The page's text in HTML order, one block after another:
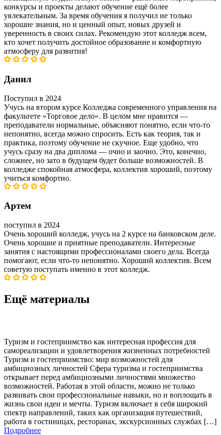
конкурсы и проекты делают обучение ещё более
увлекательным. За время обучения я получил не только
хорошие знания, но и ценный опыт, новых друзей и
уверенность в своих силах. Рекомендую этот колледж всем,
кто хочет получить достойное образование и комфортную
атмосферу для развития!
Данил
Поступил в 2024
Учусь на втором курсе Колледжа современного управления на
факультете «Торговое дело». В целом мне нравится —
преподаватели нормальные, объясняют понятно, если что-то
непонятно, всегда можно спросить. Есть как теория, так и
практика, поэтому обучение не скучное. Еще удобно, что
учусь сразу на два диплома — очно и заочно. Это, конечно,
сложнее, но зато в будущем будет больше возможностей. В
колледже спокойная атмосфера, коллектив хороший, поэтому
учиться комфортно.
Артем
поступил в 2024
Очень хороший колледж, учусь на 2 курсе на банковском деле.
Очень хорошие и приятные преподаватели. Интересные
занятия с настоящими профессионалами своего дела. Всегда
помогают, если что-то непонятно. Хороший коллектив. Всем
советую поступать именно в этот колледж.
Ещё материалы
Туризм и гостеприимство как интересная профессия для
самореализации и удовлетворения жизненных потребностей
Туризм и гостеприимство: мир возможностей для
амбициозных личностей Сфера туризма и гостеприимства
открывает перед амбициозными личностями множество
возможностей. Работая в этой области, можно не только
развивать свои профессиональные навыки, но и воплощать в
жизнь свои идеи и мечты. Туризм включает в себя широкий
спектр направлений, таких как организация путешествий,
работа в гостиницах, ресторанах, экскурсионных службах […]
Подробнее